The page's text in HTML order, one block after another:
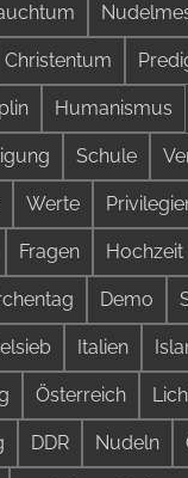
Christentum
Humanismus
Schule
Werte
Fragen Hochzeit
Demo
Italien
Österreich
DDR Nudeln